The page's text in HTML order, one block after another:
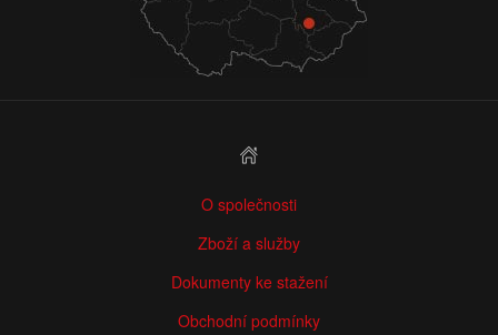
O společnosti
Zboží a služby
Dokumenty ke stažení
Obchodní podmínky